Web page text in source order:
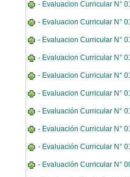
- Evaluacion Curricular N°
- Evaluacion Curricular N°
- Evaluacion Curricular N°
- Evaluacion Curricular N°
- Evaluacion Curricular N°
- Evaluacion Curricular N°
- Evaluación Curricular N°
- Evaluación Curricular N°
- Evaluación Curricular N°
- Evaluación Curricular N°